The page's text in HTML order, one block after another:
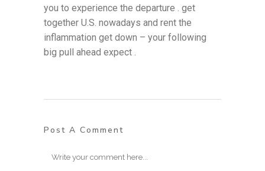
you to experience the departure . get
together U.S. nowadays and rent the
inflammation get down – your following
big pull ahead expect .
Post A Comment